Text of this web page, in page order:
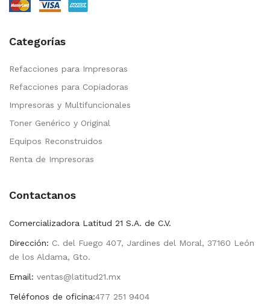
Categorías
Refacciones para Impresoras
Refacciones para Copiadoras
Impresoras y Multifuncionales
Toner Genérico y Original
Equipos Reconstruidos
Renta de Impresoras
Contactanos
Comercializadora Latitud 21 S.A. de C.V.
Dirección: C. del Fuego 407, Jardines del Moral, 37160 León
de los Aldama, Gto.
Email: ventas@latitud21.mx
Teléfonos de oficina:477 251 9404